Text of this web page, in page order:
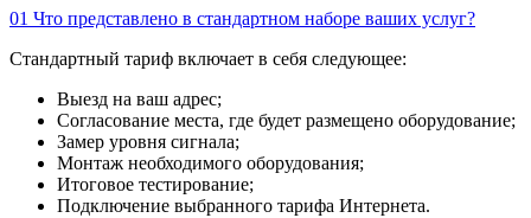
01 Что представлено в стандартном наборе ваших услуг?
Стандартный тариф включает в себя следующее:
Выезд на ваш адрес;
Согласование места, где будет размещено оборудование;
Замер уровня сигнала;
Монтаж необходимого оборудования;
Итоговое тестирование;
Подключение выбранного тарифа Интернета.